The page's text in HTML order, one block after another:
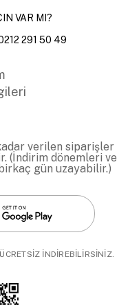
VAR MI?
291 50 49
verilen siparişler
(İndirim dönemleri ve
gün uzayabilir.)
İNDİREBİLİRSİNİZ.